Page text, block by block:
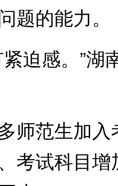
的能力。
迫感。”湖
范生加入
考试科目